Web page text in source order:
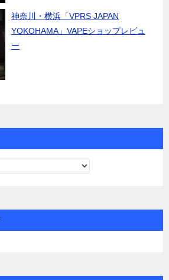
神奈川・横浜「VPRS JAPAN
YOKOHAMA」VAPEショップレビュ
ー